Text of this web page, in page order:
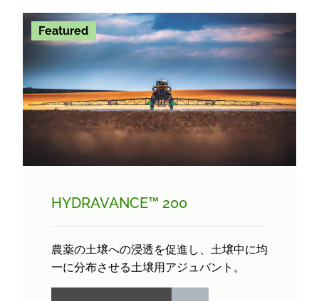
Featured
HYDRAVANCE™ 200
農薬の土壌への浸透を促進し、土壌中に均
一に分布させる土壌用アジュバント。